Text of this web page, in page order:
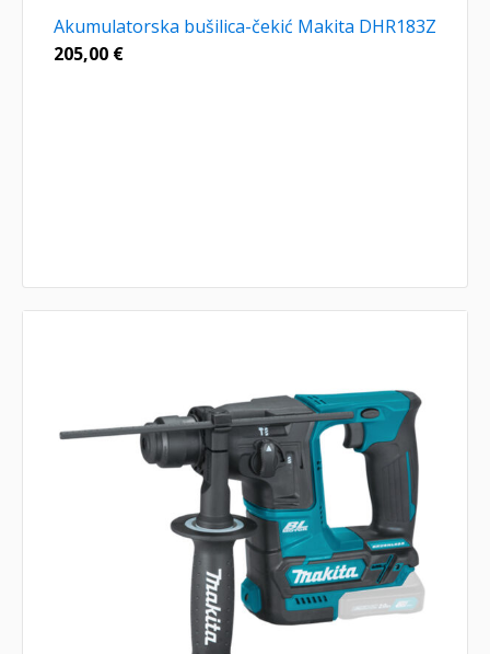
Akumulatorska bušilica-čekić Makita DHR183Z
205,00 €